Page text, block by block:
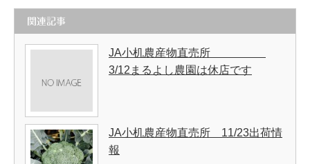
関連記事
JA小机農産物直売所
3/12まるよし農園は休店です
JA小机農産物直売所 11/23出荷情
報